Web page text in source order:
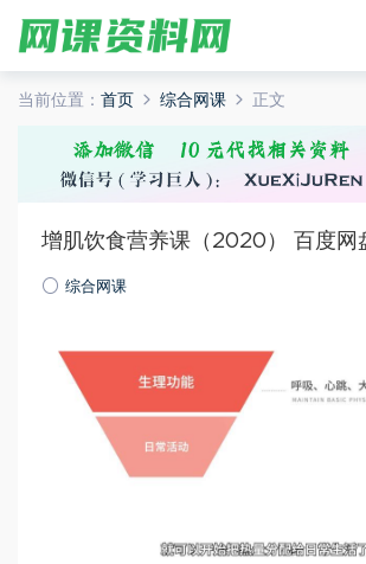
当前位置： 首页 综合网课 正文
增肌饮食营养课（2020） 百度网
综合网课